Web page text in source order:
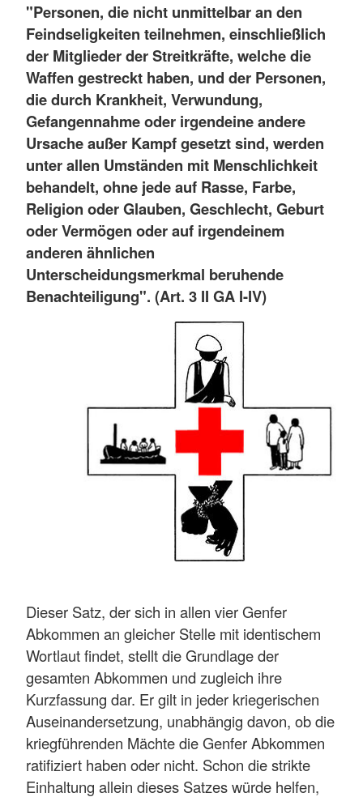
"Personen, die nicht unmittelbar an den
Feindseligkeiten teilnehmen, einschließlich
der Mitglieder der Streitkräfte, welche die
Waffen gestreckt haben, und der Personen,
die durch Krankheit, Verwundung,
Gefangennahme oder irgendeine andere
Ursache außer Kampf gesetzt sind, werden
unter allen Umständen mit Menschlichkeit
behandelt, ohne jede auf Rasse, Farbe,
Religion oder Glauben, Geschlecht, Geburt
oder Vermögen oder auf irgendeinem
anderen ähnlichen
Unterscheidungsmerkmal beruhende
Benachteiligung". (Art. 3 II GA I-IV)
Dieser Satz, der sich in allen vier Genfer
Abkommen an gleicher Stelle mit identischem
Wortlaut findet, stellt die Grundlage der
gesamten Abkommen und zugleich ihre
Kurzfassung dar. Er gilt in jeder kriegerischen
Auseinandersetzung, unabhängig davon, ob die
kriegführenden Mächte die Genfer Abkommen
ratifiziert haben oder nicht. Schon die strikte
Einhaltung allein dieses Satzes würde helfen,